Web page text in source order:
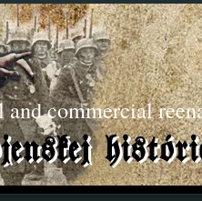
commercial